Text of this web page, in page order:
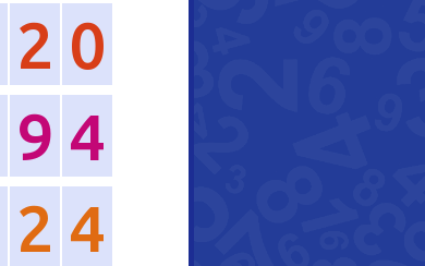
2 0
9 4
2 4